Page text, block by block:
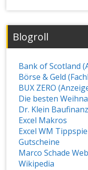
Blogroll
Bank of Scotland
Börse & Geld
BUX ZERO
Die besten
Dr. Klein
Excel Makros
Excel WM
Gutscheine
Marco Schade
Wikipedia